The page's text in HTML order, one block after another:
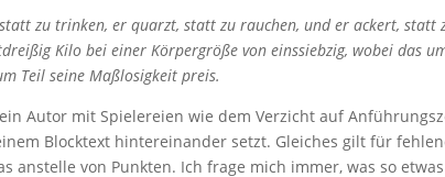
zu trinken, er quarzt, statt zu rauchen, und er ackert, statt
Kilo bei einer Körpergröße von einssiebzig, wobei das
Teil seine Maßlosigkeit preis.
Autor mit Spielereien wie dem Verzicht auf
Blocktext hintereinander setzt. Gleiches gilt für
anstelle von Punkten. Ich frage mich immer, was so